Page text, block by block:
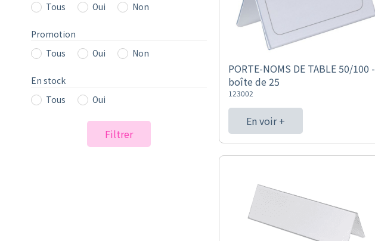
Tous
Oui Non
Promotion
Tous
Oui Non
En stock
Tous
Oui
Filtrer
PORTE-NOMS DE TABLE 50/100 -
boîte de 25
123002
En voir +